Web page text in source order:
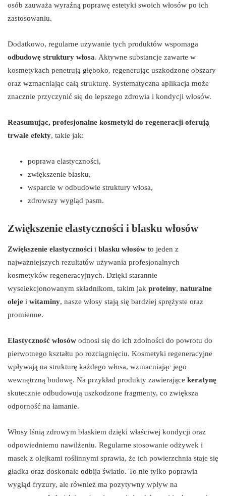
osób zauważa wyraźną poprawę estetyki swoich włosów po ich
zastosowaniu.
Dodatkowo, regularne używanie tych produktów wspomaga
odbudowę struktury włosa. Aktywne substancje zawarte w
kosmetykach penetrują głęboko, regenerując uszkodzone obszary
oraz wzmacniając całą strukturę. Systematyczna aplikacja może
znacznie przyczynić się do lepszego zdrowia i kondycji włosów.
Reasumując, profesjonalne kosmetyki do regeneracji oferują
trwałe efekty, takie jak:
poprawa elastyczności,
zwiększenie blasku,
wsparcie w odbudowie struktury włosa,
zdrowszy wygląd pasm.
Zwiększenie elastyczności i blasku włosów
Zwiększenie elastyczności i blasku włosów to jeden z
najważniejszych rezultatów używania profesjonalnych
kosmetyków regeneracyjnych. Dzięki starannie
wyselekcjonowanym składnikom, takim jak proteiny, naturalne
oleje i witaminy, nasze włosy stają się bardziej sprężyste oraz
promienne.
Elastyczność włosów odnosi się do ich zdolności do powrotu do
pierwotnego kształtu po rozciągnięciu. Kosmetyki regeneracyjne
wpływają na strukturę każdego włosa, wzmacniając jego
wewnętrzną budowę. Na przykład produkty zawierające keratynę
skutecznie odbudowują uszkodzone fragmenty, co zwiększa
odporność na łamanie.
Włosy lśnią zdrowym blaskiem dzięki właściwej kondycji oraz
odpowiedniemu nawilżeniu. Regularne stosowanie odżywek i
masek z olejkami roślinnymi sprawia, że ich powierzchnia staje się
gładka oraz doskonale odbija światło. To nie tylko poprawia
wygląd fryzury, ale również ma pozytywny wpływ na